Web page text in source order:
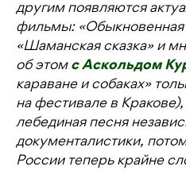
другим появляются
фильмы: «Обыкновенная
«Шаманская сказка» и
об этом с Аскольдом
караване и собаках»
на фестивале в Кракове),
лебединая песня
документалистики,
России теперь крайне